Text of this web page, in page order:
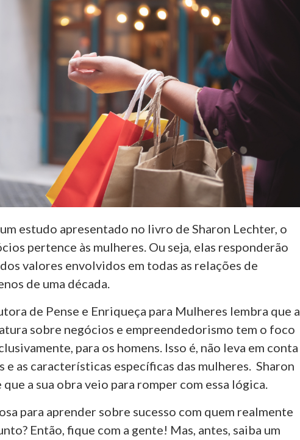
estudo apresentado no livro de Sharon Lechter, o
pertence às mulheres. Ou seja, elas responderão
valores envolvidos em todas as relações de
de uma década.
de Pense e Enriqueça para Mulheres lembra que a
sobre negócios e empreendedorismo tem o foco
para os homens. Isso é, não leva em conta
e as características específicas das mulheres. Sharon
a sua obra veio para romper com essa lógica.
para aprender sobre sucesso com quem realmente
Então, fique com a gente! Mas, antes, saiba um